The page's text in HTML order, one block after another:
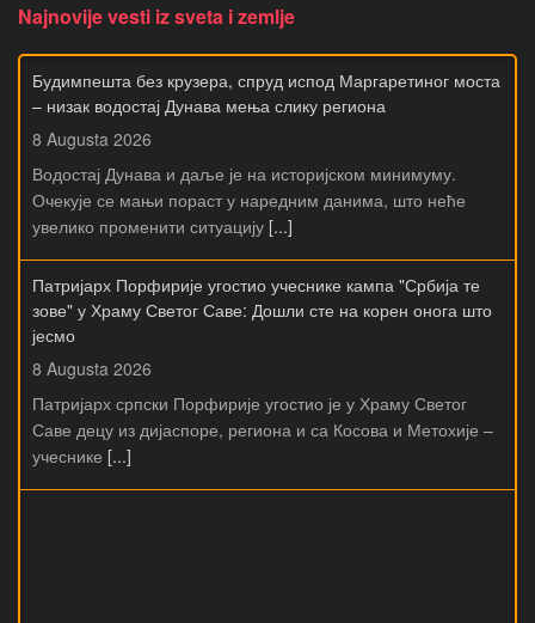
Najnovije vesti iz sveta i zemlje
Будимпешта без крузера, спруд испод Маргаретиног моста
– низак водостај Дунава мења слику региона
8 Augusta 2026
Водостај Дунава и даље је на историјском минимуму.
Очекује се мањи пораст у наредним данима, што неће
увелико променити ситуацију [...]
Патријарх Порфирије угостио учеснике кампа "Србија те
зове" у Храму Светог Саве: Дошли сте на корен онога што
јесмо
8 Augusta 2026
Патријарх српски Порфирије угостио је у Храму Светог
Саве децу из дијаспоре, региона и са Косова и Метохије –
учеснике [...]